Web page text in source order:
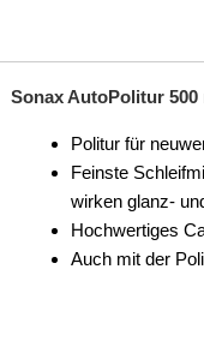
Sonax AutoPolitur 500
Politur für
Feinste
wirken glanz-
Hochwertiges
Auch mit der